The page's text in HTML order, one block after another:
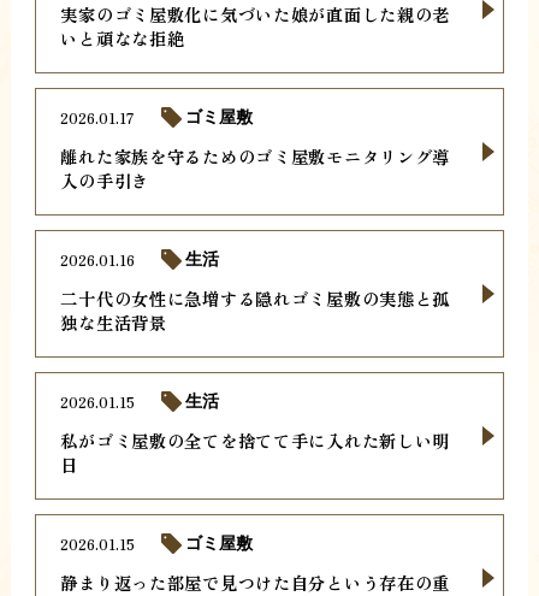
実家のゴミ屋敷化に気づいた娘が直面した親の老
いと頑なな拒絶
離れた家族を守るためのゴミ屋敷モニタリング導
入の手引き
2026.01.17 ゴミ屋敷
二十代の女性に急増する隠れゴミ屋敷の実態と孤
独な生活背景
2026.01.16 生活
私がゴミ屋敷の全てを捨てて手に入れた新しい明
日
2026.01.15 生活
静まり返った部屋で見つけた自分という存在の重
2026.01.15 ゴミ屋敷